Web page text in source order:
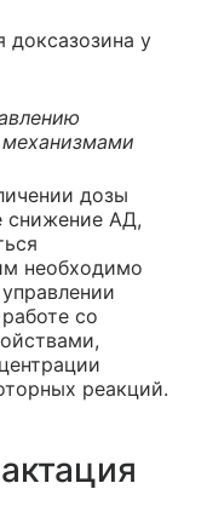
доксазозина у
дозы
снижение АД,
необходимо
со
реакций.